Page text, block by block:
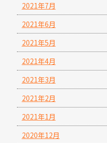
2021年7月
2021年6月
2021年5月
2021年4月
2021年3月
2021年2月
2021年1月
2020年12月